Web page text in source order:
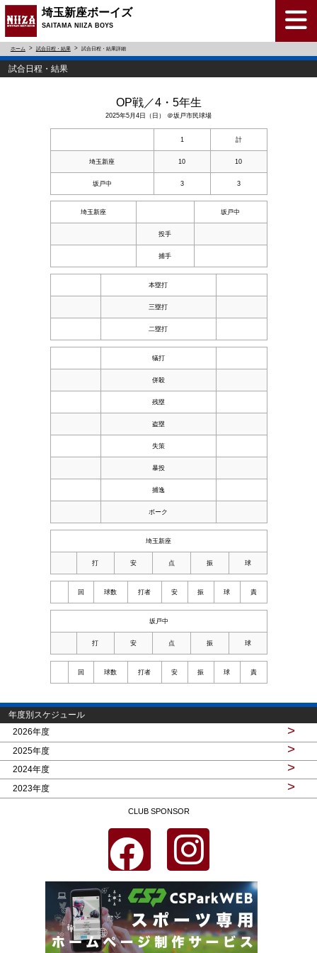
埼玉新座ボーイズ
SAITAMA NIIZA BOYS
ホーム 試合日程・結果 試合日程・結果詳細
試合日程・結果
OP戦／4・5年生
2025年5月4日（日） ＠坂戸市民球場
1 計
埼玉新座 10 10
坂戸中 3 3
埼玉新座 坂戸中
投手
捕手
本塁打
三塁打
二塁打
犠打
併殺
残塁
盗塁
失策
暴投
捕逸
ボーク
埼玉新座
打 安 点 振 球
回 球数 打者 安 振 球 責
坂戸中
打 安 点 振 球
回 球数 打者 安 振 球 責
年度別スケジュール
2026年度
>
2025年度 >
2024年度 >
2023年度 >
CLUB SPONSOR